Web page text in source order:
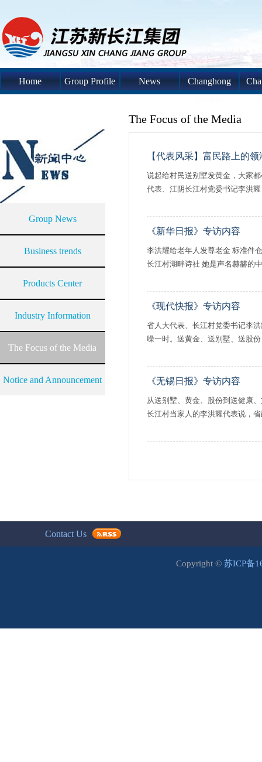
Home Group Profile News
Changhong
Group News
Business trends
Products Center
Industry Information
The Focus of the Media
Notice and Announcement
The Focus of the Media
【代表风采】富民路上的
说起给村民送别墅发黄金，大家
代表、江阴长江村党委书记李洪
《新华日报》专访内容
李洪耀给老年人发尊老金 标准件
长江村湖畔诗社 她是声名赫赫的
《现代快报》专访内容
省人大代表、长江村党委书记李
噪一时。送黄金、送别墅、送股
《无锡日报》专访内容
从送别墅、黄金、股份到送健康
长江村当家人的李洪耀代表说，
Contact Us
Copyright © 苏ICP备